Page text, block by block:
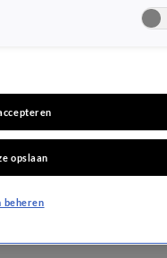
in de
gezin te
opslaan
beheren